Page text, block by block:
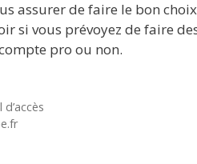
assurer de faire le bon
si vous prévoyez de faire
pro ou non.